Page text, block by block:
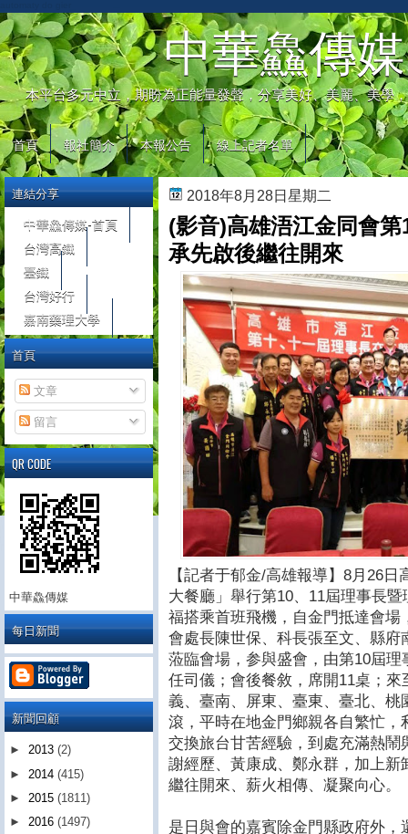
中華鱻傳媒
本平台多元中立，期盼為正能量發聲，分享美好、美麗、美學
首頁 報社簡介 本報公告 線上記者名單
2018年8月28日星期二
(影音)高雄浯江金同會
承先啟後繼往開來
【記者于郁金/高雄報導】8月26
大餐廳」舉行第10、11屆理事長
福搭乘首班飛機，自金門抵達會
會處長陳世保、科長張至文、縣
蒞臨會場，参與盛會，由第10屆
任司儀；會後餐敘，席開11桌；
義、臺南、屏東、臺東、臺北、
滾，平時在地金門鄉親各自繁忙
交換旅台甘苦經驗，到處充滿熱
謝經歷、黃康成、鄭永群，加上
繼往開來、薪火相傳、凝聚向心。
是日與會的嘉賓除金門縣政府外
連結分享
中華鱻傳媒-首頁
台灣高鐵
臺鐵
台灣好行
嘉南藥理大學
首頁
文章
留言
QR CODE
中華鱻傳媒
每日新聞
新聞回顧
► 2013 (2)
► 2014 (415)
► 2015 (1811)
► 2016 (1497)